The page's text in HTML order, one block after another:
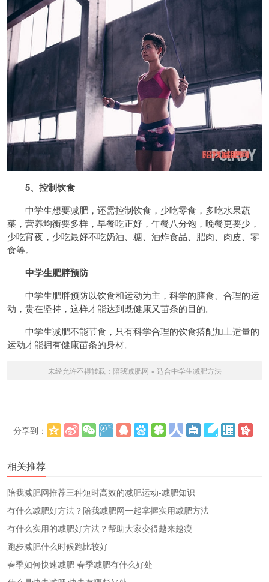
5、控制饮食
中学生想要减肥，还需控制饮食，少吃零食，多吃水果蔬
菜，营养均衡要多样，早餐吃正好，午餐八分饱，晚餐更要少，
少吃宵夜，少吃最好不吃奶油、糖、油炸食品、肥肉、肉皮、零
食等。
中学生肥胖预防
中学生肥胖预防以饮食和运动为主，科学的膳食、合理的运
动，贵在坚持，这样才能达到既健康又苗条的目的。
中学生减肥不能节食，只有科学合理的饮食搭配加上适量的
运动才能拥有健康苗条的身材。
未经允许不得转载： 陪我减肥网 » 适合中学生减肥方法
分享到：
相关推荐
陪我减肥网推荐三种短时高效的减肥运动-减肥知识
有什么减肥好方法？陪我减肥网一起掌握实用减肥方法
有什么实用的减肥好方法？帮助大家变得越来越瘦
跑步减肥什么时候跑比较好
春季如何快速减肥 春季减肥有什么好处